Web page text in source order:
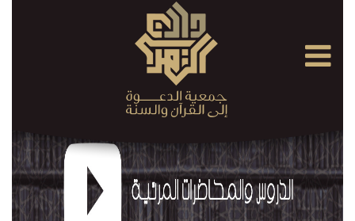
الدروس
والمحاضرات
المسموعة